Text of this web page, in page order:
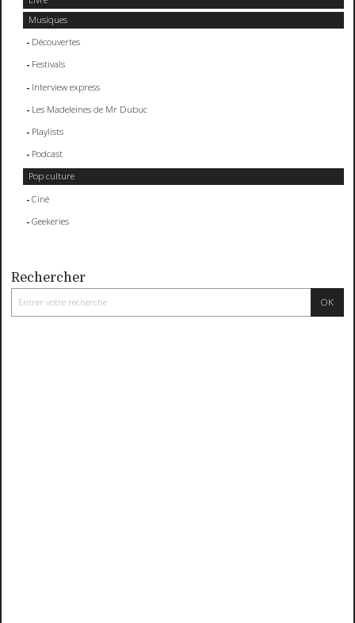
Musiques
Découvertes
Festivals
Interview express
Les Madeleines de Mr Dubuc
Playlists
Podcast
Pop culture
Ciné
Geekeries
Rechercher